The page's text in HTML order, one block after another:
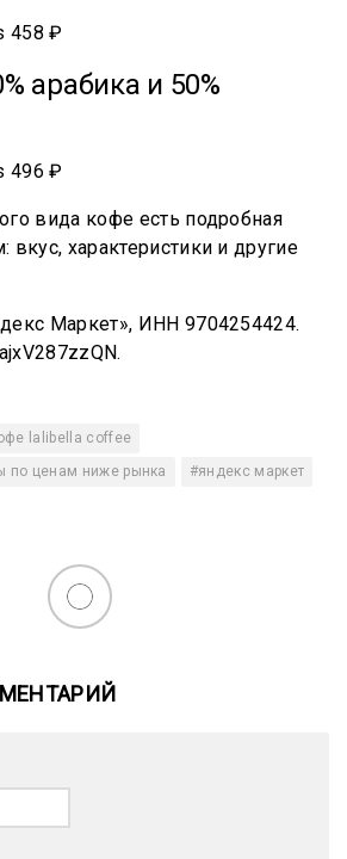
458 ₽
арабика и 50%
496 ₽
вида кофе есть подробная
характеристики и другие
Маркет», ИНН 9704254424.
lalibella coffee
по ценам ниже рынка
#яндекс маркет